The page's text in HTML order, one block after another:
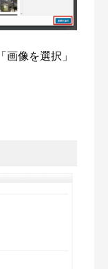
像を選択」